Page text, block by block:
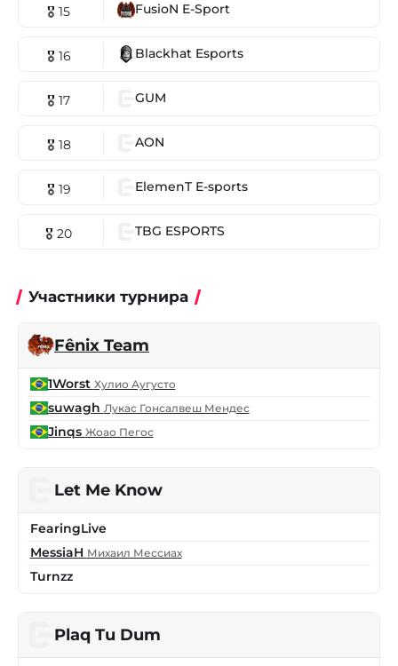
🎖 15 FusioN E-Sport
🎖 16 Blackhat Esports
🎖 17 GUM
🎖 18 AON
🎖 19 ElemenT E-sports
🎖 20 TBG ESPORTS
Участники турнира
Fênix Team
1Worst Хулио Аугусто
suwagh Лукас Гонсалвеш Мендес
Jinqs Жоао Пегос
Let Me Know
FearingLive
MessiaH Михаил Мессиах
Turnzz
Plaq Tu Dum